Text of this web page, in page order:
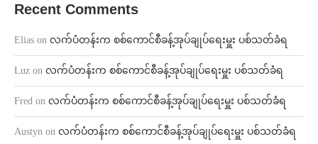
Recent Comments
Elias on လက်ပံတန်းက စစ်ကောင်စီခန့်အုပ်ချုပ်ရေးမှူး ပစ်သတ်ခံရ
Luz on လက်ပံတန်းက စစ်ကောင်စီခန့်အုပ်ချုပ်ရေးမှူး ပစ်သတ်ခံရ
Fred on လက်ပံတန်းက စစ်ကောင်စီခန့်အုပ်ချုပ်ရေးမှူး ပစ်သတ်ခံရ
Austyn on လက်ပံတန်းက စစ်ကောင်စီခန့်အုပ်ချုပ်ရေးမှူး ပစ်သတ်ခံရ